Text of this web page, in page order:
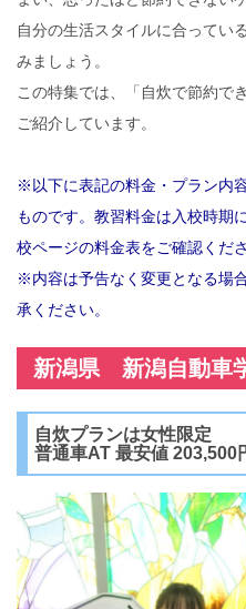
自分の生活スタイルに合ってい
みましょう。
この特集では、「自炊で節約で
ご紹介しています。
※以下に表記の料金・プラン内
ものです。教習料金は入校時期
校ページの料金表をご確認くださ
※内容は予告なく変更となる場
承ください。
新潟県 新潟自動車
自炊プランは女性限定
普通車AT 最安値 203,500